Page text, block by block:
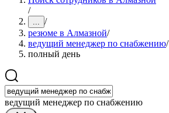
/
... /
резюме в Алмазной/
ведущий менеджер по снабжению/
полный день
ведущий менеджер по снабжению